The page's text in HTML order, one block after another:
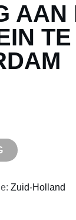
AAN
TE
Zuid-Holland